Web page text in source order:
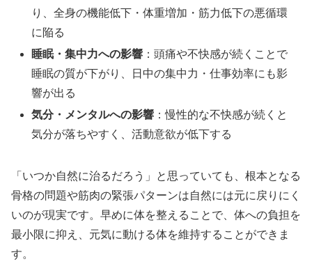
り、全身の機能低下・体重増加・筋力低下の悪循環
に陥る
睡眠・集中力への影響 ：頭痛や不快感が続くことで
睡眠の質が下がり、日中の集中力・仕事効率にも影
響が出る
気分・メンタルへの影響 ：慢性的な不快感が続くと
気分が落ちやすく、活動意欲が低下する
「いつか自然に治るだろう」と思っていても、根本となる
骨格の問題や筋肉の緊張パターンは自然には元に戻りにく
いのが現実です。早めに体を整えることで、体への負担を
最小限に抑え、元気に動ける体を維持することができま
す。